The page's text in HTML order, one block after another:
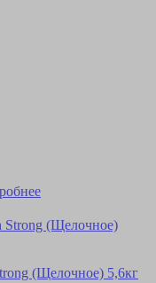
(Щелочное) 5,6кг